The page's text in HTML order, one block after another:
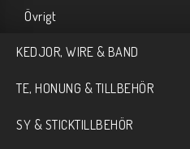
Övrigt
KEDJOR, WIRE & BAND
TE, HONUNG & TILLBEHÖR
SY & STICKTILLBEHÖR